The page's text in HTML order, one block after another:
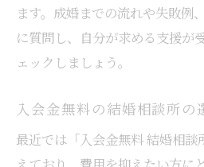
選び
結婚相談所のサポー
法
ます。成婚までの流れや失敗例
に質問し、自分が求める支援が
ェックしましょう。
入会金無料の結婚相談所の
最近では「入会金無料 結婚相